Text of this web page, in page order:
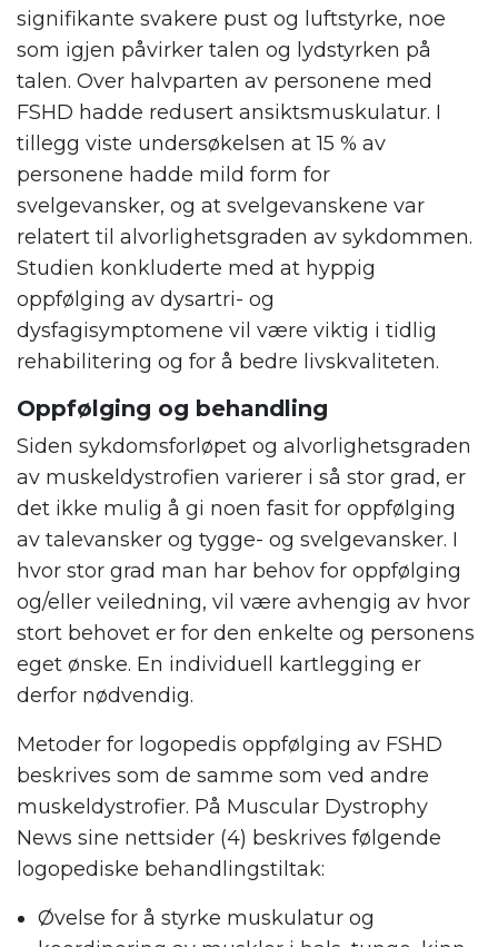
signifikante svakere pust og luftstyrke, noe
som igjen påvirker talen og lydstyrken på
talen. Over halvparten av personene med
FSHD hadde redusert ansiktsmuskulatur. I
tillegg viste undersøkelsen at 15 % av
personene hadde mild form for
svelgevansker, og at svelgevanskene var
relatert til alvorlighetsgraden av sykdommen.
Studien konkluderte med at hyppig
oppfølging av dysartri- og
dysfagisymptomene vil være viktig i tidlig
rehabilitering og for å bedre livskvaliteten.
Oppfølging og behandling
Siden sykdomsforløpet og alvorlighetsgraden
av muskeldystrofien varierer i så stor grad, er
det ikke mulig å gi noen fasit for oppfølging
av talevansker og tygge- og svelgevansker. I
hvor stor grad man har behov for oppfølging
og/eller veiledning, vil være avhengig av hvor
stort behovet er for den enkelte og personens
eget ønske. En individuell kartlegging er
derfor nødvendig.
Metoder for logopedis oppfølging av FSHD
beskrives som de samme som ved andre
muskeldystrofier. På Muscular Dystrophy
News sine nettsider (4) beskrives følgende
logopediske behandlingstiltak:
Øvelse for å styrke muskulatur og